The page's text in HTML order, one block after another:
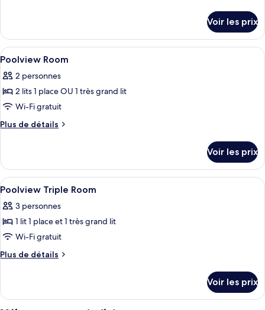
chambre :
Resort
Room
le
type
de
Resort
Room
Voir les prix
Afficher
toutes
les
photos
pour
ce
chambre :
Poolview
Room
Coffres-forts dans les chambres,
5
Poolview Room
2 personnes
2 lits 1 place OU 1 très grand lit
Wi-Fi gratuit
Plus de détails
Plus
le
type
de
Poolview
Room
Voir les prix
Afficher
toutes
les
photos
pour
ce
chambre :
Poolview
Coffres-forts dans les chambres,
5
Poolview Triple Room
3 personnes
1 lit 1 place et 1 très grand lit
Wi-Fi gratuit
Plus de détails
Plus
le
type
Voir les prix